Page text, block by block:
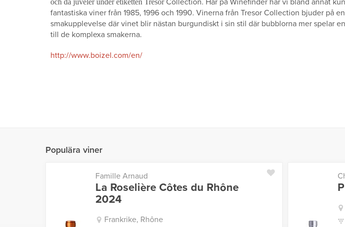
fantastiska viner från 1985, 1996 och 1990. Vinerna från Tresor Collection bjuder på
smakupplevelse där vinet blir nästan burgundiskt i sin stil där bubblorna mer spelar
till de komplexa smakerna.
http://www.boizel.com/en/
Populära viner
Famille Arnaud
La Roselière Côtes du Rhône
2024
Frankrike, Rhône